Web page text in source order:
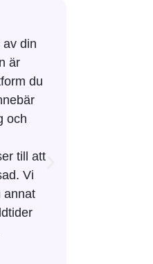
av din
är
du
och
till att
Vi
annat